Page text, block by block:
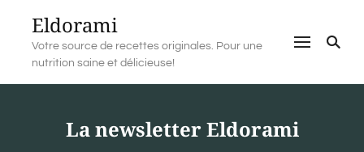
Eldorami
Votre source de recettes originales. Pour une
nutrition saine et délicieuse!
La newsletter Eldorami